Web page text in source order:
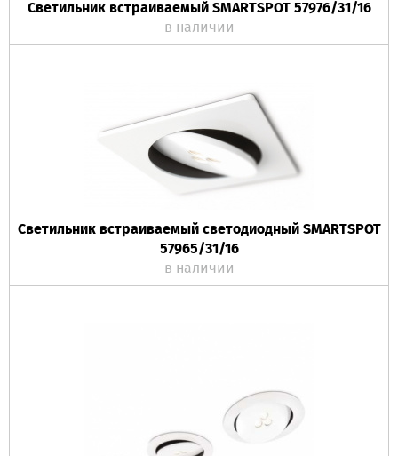
Светильник встраиваемый SMARTSPOT 57976/31/16
в наличии
Светильник встраиваемый светодиодный SMARTSPOT
57965/31/16
в наличии